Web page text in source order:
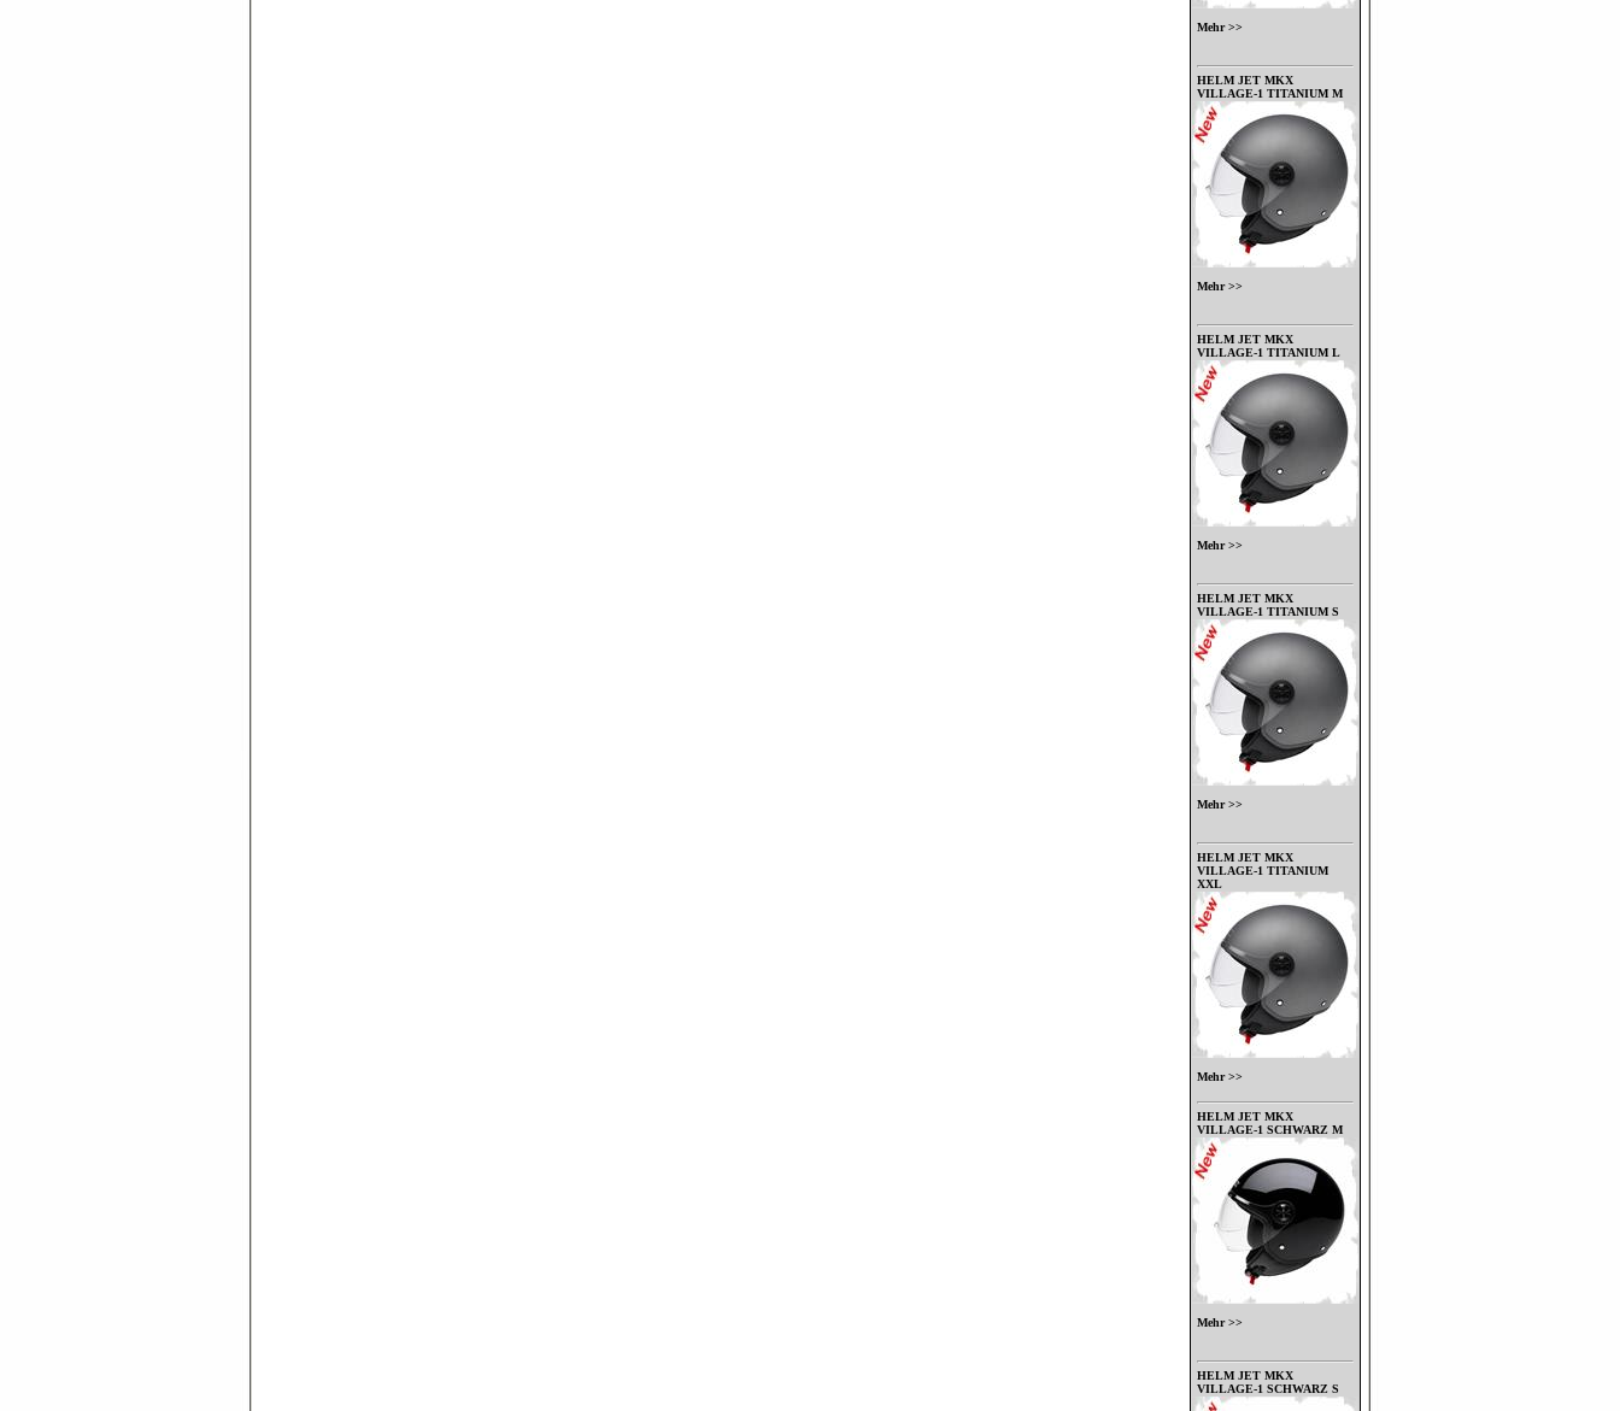
Mehr >>
HELM JET MKX
VILLAGE-1 TITANIUM M
Mehr >>
HELM JET MKX
VILLAGE-1 TITANIUM L
Mehr >>
HELM JET MKX
VILLAGE-1 TITANIUM S
Mehr >>
HELM JET MKX
VILLAGE-1 TITANIUM
XXL
Mehr >>
HELM JET MKX
VILLAGE-1 SCHWARZ M
Mehr >>
HELM JET MKX
VILLAGE-1 SCHWARZ S